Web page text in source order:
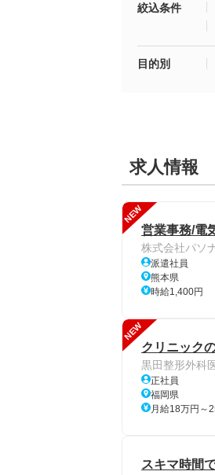
絞込条件
目的別
求人情報
NEW
営業事務/電
株式会社パソ
派遣社員
熊本県
時給1,400円
NEW
クリニック
黒田整形外科
正社員
福岡県
月給18万円～
スキマ時間